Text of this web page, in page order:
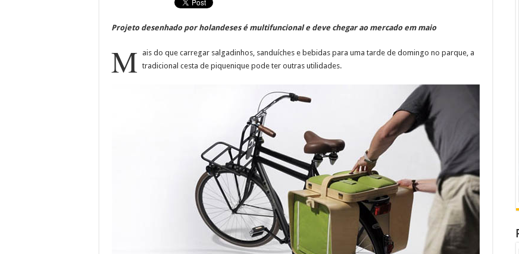
Projeto desenhado por holandeses é multifuncional e deve chegar ao mercado em maio
M ais do que carregar salgadinhos, sanduíches e bebidas para uma tarde de domingo no parque, a
tradicional cesta de piquenique pode ter outras utilidades.